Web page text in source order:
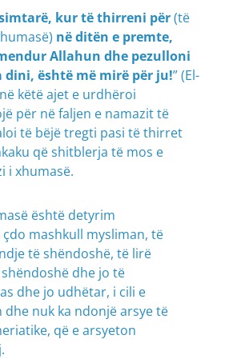
kur të thirreni për(të
në ditën e premte,
Allahun dhe pezulloni
dini, është më mirë për ju!” (El-
këtë ajet e urdhëroi
për në faljen e namazit të
të bëjë tregti pasi të thirret
që shitblerja të mos e
i xhumasë.
është detyrim
mashkull mysliman, të
të shëndoshë, të lirë
dhe jo të
dhe jo udhëtar, i cili e
dhe nuk ka ndonjë arsye të
që e arsyeton